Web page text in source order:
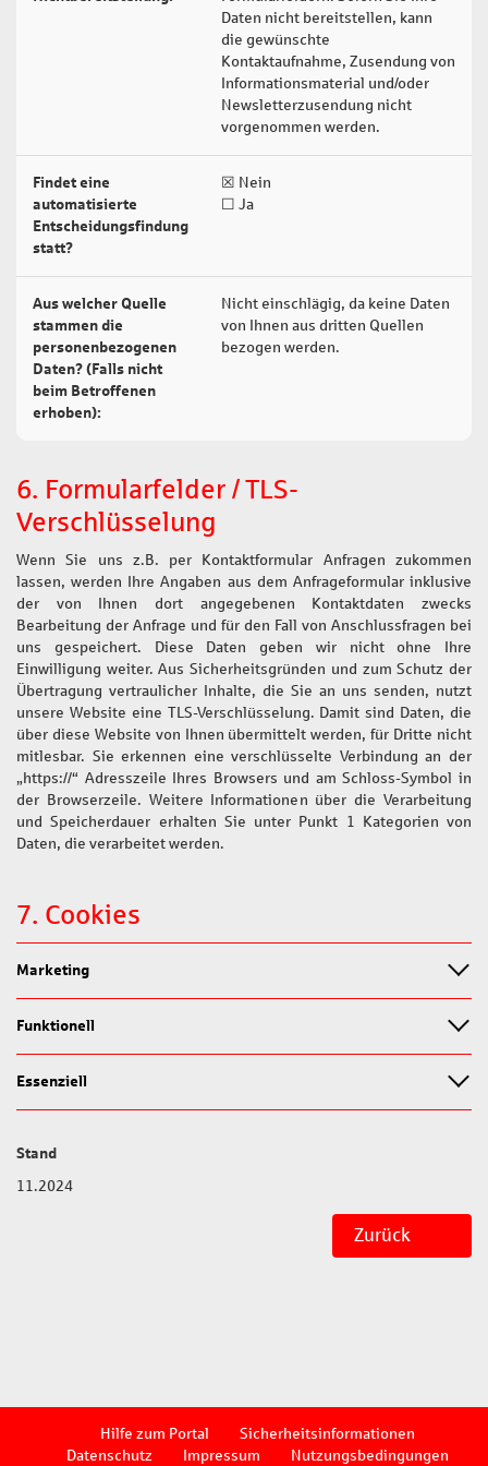
Daten nicht bereitstellen, kann
die gewünschte
Kontaktaufnahme, Zusendung von
Informationsmaterial und/oder
Newsletterzusendung nicht
vorgenommen werden.
Findet eine
automatisierte
Entscheidungsfindung
statt?
☒ Nein
☐ Ja
Aus welcher Quelle
stammen die
personenbezogenen
Daten? (Falls nicht
beim Betroffenen
erhoben):
Nicht einschlägig, da keine Daten
von Ihnen aus dritten Quellen
bezogen werden.
6. Formularfelder / TLS-
Verschlüsselung
Wenn Sie uns z.B. per Kontaktformular Anfragen zukommen
lassen, werden Ihre Angaben aus dem Anfrageformular inklusive
der von Ihnen dort angegebenen Kontaktdaten zwecks
Bearbeitung der Anfrage und für den Fall von Anschlussfragen bei
uns gespeichert. Diese Daten geben wir nicht ohne Ihre
Einwilligung weiter. Aus Sicherheitsgründen und zum Schutz der
Übertragung vertraulicher Inhalte, die Sie an uns senden, nutzt
unsere Website eine TLS-Verschlüsselung. Damit sind Daten, die
über diese Website von Ihnen übermittelt werden, für Dritte nicht
mitlesbar. Sie erkennen eine verschlüsselte Verbindung an der
„https://“ Adresszeile Ihres Browsers und am Schloss-Symbol in
der Browserzeile. Weitere Informationen über die Verarbeitung
und Speicherdauer erhalten Sie unter Punkt 1 Kategorien von
Daten, die verarbeitet werden.
7. Cookies
Marketing
Funktionell
Essenziell
Stand
11.2024
Hilfe zum Portal
Sicherheitsinformationen
Datenschutz
Impressum
Nutzungsbedingungen